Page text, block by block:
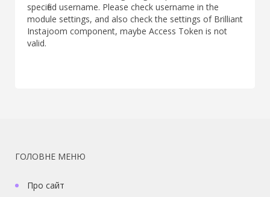
specified username. Please check username in the
module settings, and also check the settings of Brilliant
Instajoom component, maybe Access Token is not
valid.
ГОЛОВНЕ МЕНЮ
Про сайт